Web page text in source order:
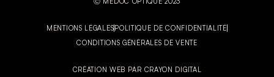
MENTIONS LÉGALES POLITIQUE DE CONFIDENTIALITÉ
CONDITIONS GÉNÉRALES DE VENTE
CRÉATION WEB PAR CRAYON DIGITAL